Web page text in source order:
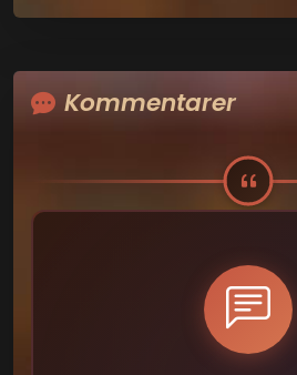
Kommentarer